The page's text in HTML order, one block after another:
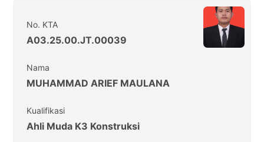
No. KTA
A03.25.00.JT.00039
Nama
MUHAMMAD ARIEF MAULANA
Kualifikasi
Ahli Muda K3 Konstruksi